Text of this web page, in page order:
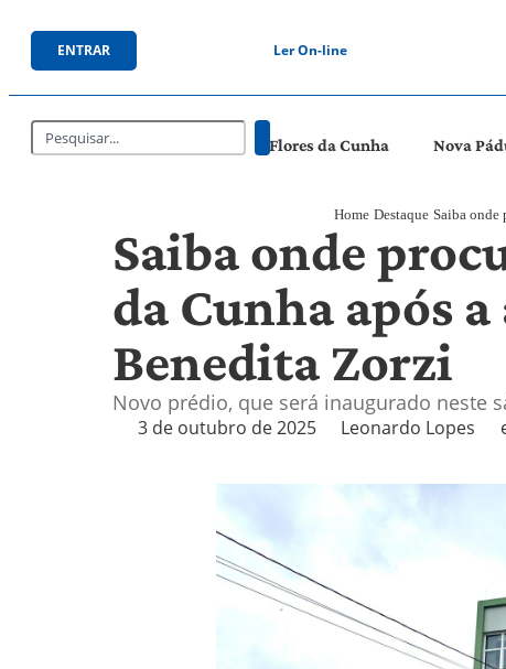
ENTRAR Ler On-line
Flores da Cunha Nova
Home Destaque Saiba onde
Saiba onde
da Cunha após
Benedita Zorzi
Novo prédio, que será inaugurado neste
3 de outubro de 2025 Leonardo Lopes